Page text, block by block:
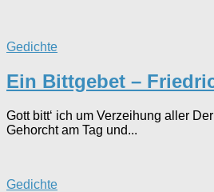
Gedichte
Ein Bittgebet –
Gott bitt‘ ich um Verzeihung aller
Gehorcht am Tag und...
Gedichte